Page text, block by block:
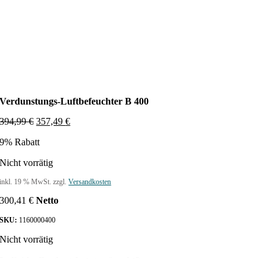
Verdunstungs-Luftbefeuchter B 400
394,99€ U
s
r
n
g
i
h
357,49€A
l
9% Rabatt
Nicht vorrätig
inkl. 19 % MwSt. zzgl.Versandkosten
300,41€ Netto
SKU: 1160000400
Nicht vorrätig